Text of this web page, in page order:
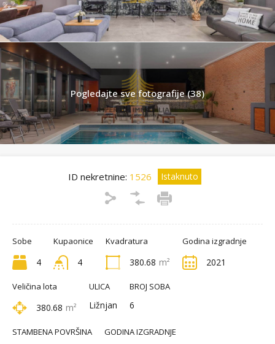
Pogledajte sve fotografije (38)
ID nekretnine: 1526 Istaknuto
Sobe
4
Kupaonice
4
Kvadratura
380.68 m²
Godina izgradnje
2021
Veličina lota
380.68 m²
ULICA
Ližnjan
BROJ SOBA
6
STAMBENA POVRŠINA GODINA IZGRADNJE